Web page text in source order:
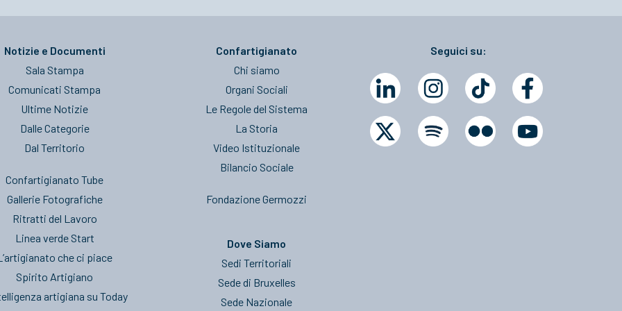
Notizie e Documenti
Sala Stampa
Comunicati Stampa
Ultime Notizie
Dalle Categorie
Dal Territorio
Confartigianato Tube
Gallerie Fotografiche
Ritratti del Lavoro
Linea verde Start
che ci piace
Spirito Artigiano
artigiana su Today
Confartigianato
Chi siamo
Organi Sociali
Le Regole del Sistema
La Storia
Video Istituzionale
Bilancio Sociale
Fondazione Germozzi
Dove Siamo
Sedi Territoriali
Sede di Bruxelles
Sede Nazionale
Seguici su: